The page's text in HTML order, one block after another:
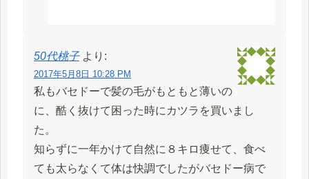
50代桃子 より:
2017年5月8日 10:28 PM
私もバセドーで髪の毛がもともと薄いの
に、酷く抜けて困った時にカツラを買いまし
た。
知らずに一年かけて自然に８キロ痩せて、食べ
ても太らなくて体は快調でしたがバセドー病で